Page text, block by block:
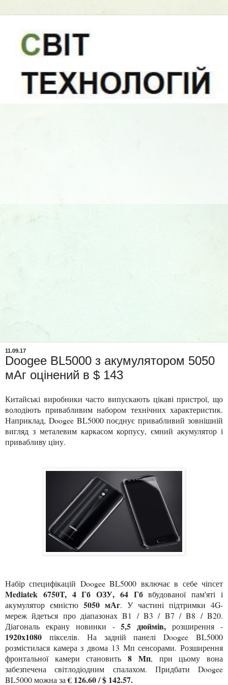
11.09.17
Doogee BL5000 з акумулятором 5050
мАг оцінений в $ 143
Китайські виробники часто випускають цікаві пристрої, що
володіють привабливим набором технічних характеристик.
Наприклад, Doogee BL5000 поєднує привабливий зовнішній
вигляд з металевим каркасом корпусу, ємний акумулятор і
привабливу ціну.
Набір специфікацій Doogee BL5000 включає в себе чіпсет
Mediatek 6750T, 4 Гб ОЗУ, 64 Гбвбудованої пам'яті і
акумулятор ємністю 5050 мАг. У частині підтримки 4G-
мереж йдеться про діапазонах B1 / B3 / B7 / B8 / B20.
Діагональ екрану новинки -5,5 дюймів, розширення -
1920х1080 пікселів. На задній панелі Doogee BL5000
розмістилася камера з двома 13 Мп сенсорами. Розширення
фронтальної камери становить8 Мп, при цьому вона
забезпечена світлодіодним спалахом. Придбати Doogee
BL5000 можна за€ 126.60 / $ 142.57.